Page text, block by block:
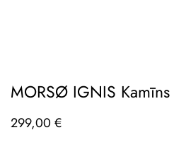
MORSØ IGNIS
299,00 €